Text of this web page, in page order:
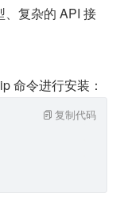
、复杂的 API 接
命令进行安装：
复制代码